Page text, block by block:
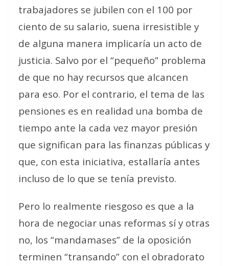
trabajadores se jubilen con el 100 por
ciento de su salario, suena irresistible y
de alguna manera implicaría un acto de
justicia. Salvo por el “pequeño” problema
de que no hay recursos que alcancen
para eso. Por el contrario, el tema de las
pensiones es en realidad una bomba de
tiempo ante la cada vez mayor presión
que significan para las finanzas públicas y
que, con esta iniciativa, estallaría antes
incluso de lo que se tenía previsto.
Pero lo realmente riesgoso es que a la
hora de negociar unas reformas sí y otras
no, los “mandamases” de la oposición
terminen “transando” con el obradorato